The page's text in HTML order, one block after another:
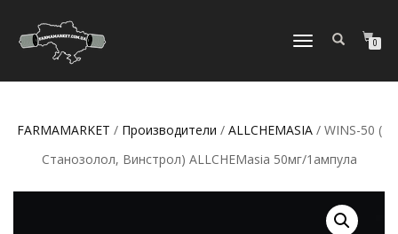
ПЕРЕКЛЮЧИТЬ
0
FARMAMARKET / Производители / ALLCHEMASIA/ WINS-50 (
Станозолол, Винстрол) ALLCHEMasia 50мг/1ампула